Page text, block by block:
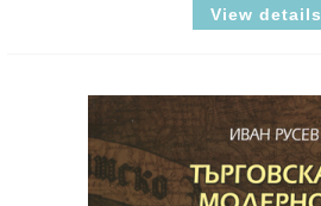
View details